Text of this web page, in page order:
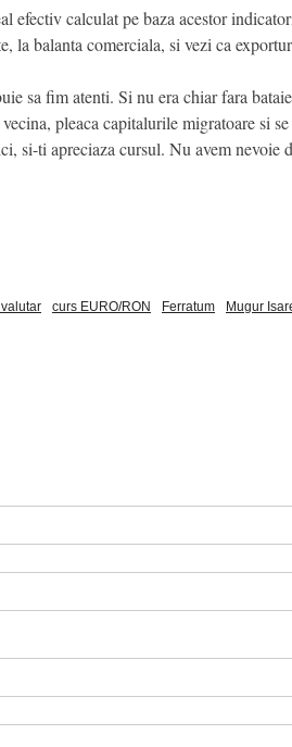
efectiv calculat pe baza acestor
la balanta comerciala, si vezi ca
sa fim atenti. Si nu era chiar fara
pleaca capitalurile migratoare si
si-ti apreciaza cursul. Nu avem nevoie
curs EURO/RON Ferratum Mugur